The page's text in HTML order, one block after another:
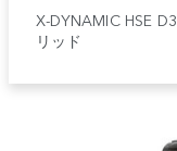
X-DYNAMIC HSE
リッド